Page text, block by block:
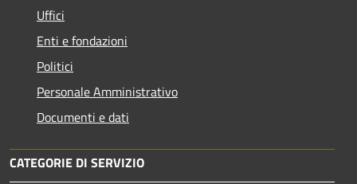
Uffici
Enti e fondazioni
Politici
Personale Amministrativo
Documenti e dati
CATEGORIE DI SERVIZIO